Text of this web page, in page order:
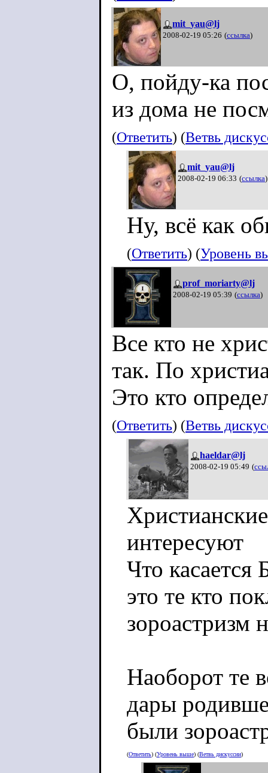
mit_yau@lj
2008-02-19 05:26 (ссылка)
О, пойду-ка
из дома не
(Ответить) (Ветвь
mit_yau@lj
2008-02-19 06:33 (ссылка)
Ну, всё как
(Ответить) (Уровень
prof_moriarty@lj
2008-02-19 05:39 (ссылка)
Все кто не
так. По
Это кто
(Ответить) (Ветвь
haeldar@lj
2008-02-19 05:49 (
интересуют
Что касается
это те кто
зороастризм
Наоборот те
дары
были
(Ответить) (Уровень выше) (Ветвь дискуссии)